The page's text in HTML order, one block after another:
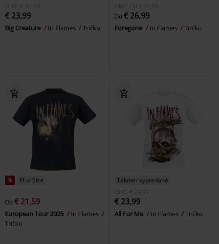
OMC € 32,99
€ 23,99
Big Creature In Flames Tričko
OMC Od € 29,99
Od € 26,99
Foregone In Flames Tričko
% Plus Size
Od € 21,59
European Tour 2025
In Flames
Tričko
Takmer vypredané
OMC € 29,99
€ 23,99
All For Me In Flames Tričko